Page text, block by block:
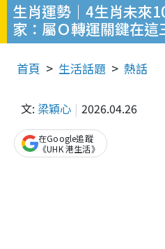
生肖運勢｜4生肖未來
家：屬Ｏ轉運關鍵在
首頁 生活話題 熱話
文: 梁穎心 2026.04.26
在Google追蹤
《UHK 港生活》